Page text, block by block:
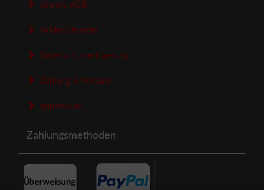
Unsere AGB
Widerrufsrecht
Datenschutzerklaerung
Zahlung & Versand
Impressum
Zahlungsmethoden